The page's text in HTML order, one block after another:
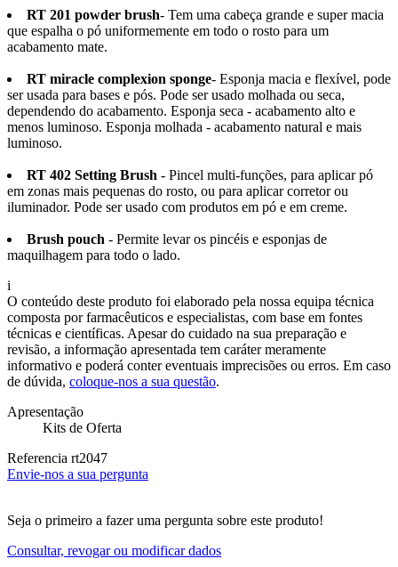
RT 201 powder brush- Tem uma cabeça grande e super macia
que espalha o pó uniformemente em todo o rosto para um
acabamento mate.
RT miracle complexion sponge- Esponja macia e flexível, pode
ser usada para bases e pós. Pode ser usado molhada ou seca,
dependendo do acabamento. Esponja seca - acabamento alto e
menos luminoso. Esponja molhada - acabamento natural e mais
luminoso.
RT 402 Setting Brush - Pincel multi-funções, para aplicar pó
em zonas mais pequenas do rosto, ou para aplicar corretor ou
iluminador. Pode ser usado com produtos em pó e em creme.
Brush pouch - Permite levar os pincéis e esponjas de
maquilhagem para todo o lado.
i
O conteúdo deste produto foi elaborado pela nossa equipa técnica
composta por farmacêuticos e especialistas, com base em fontes
técnicas e científicas. Apesar do cuidado na sua preparação e
revisão, a informação apresentada tem caráter meramente
informativo e poderá conter eventuais imprecisões ou erros. Em caso
de dúvida, coloque-nos a sua questão.
Apresentação
Kits de Oferta
Referencia rt2047
Envie-nos a sua pergunta
Seja o primeiro a fazer uma pergunta sobre este produto!
Consultar, revogar ou modificar dados